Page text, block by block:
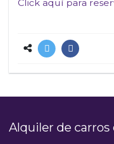
Click aquí para
Alquiler de